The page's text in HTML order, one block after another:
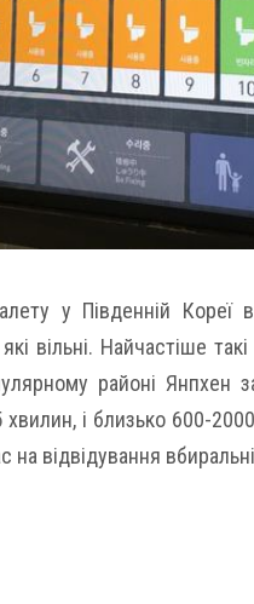
у Південній Кореї
вільні. Найчастіше
районі Янпхен
і близько 600-
відвідування